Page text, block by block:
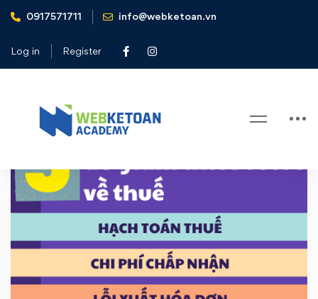
0917571711 info@webketoan.vn
Log in Register
Home thuế dành cho sếp
Tag: thuế dành cho sếp